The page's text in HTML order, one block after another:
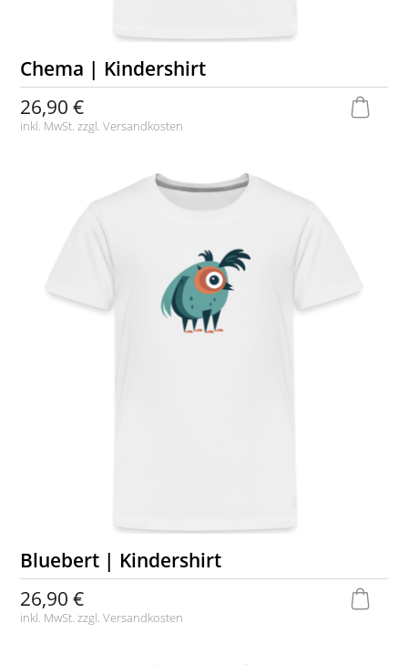
Chema | Kindershirt
26,90 €
inkl. MwSt. zzgl.Versandkosten
Bluebert | Kindershirt
26,90 €
inkl. MwSt. zzgl.Versandkosten